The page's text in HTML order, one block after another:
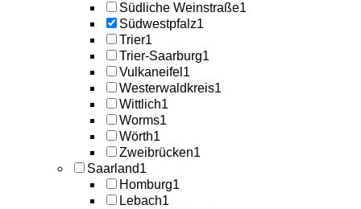
Südliche Weinstraße1
Südwestpfalz1
Trier1
Trier-Saarburg1
Vulkaneifel 1
Westerwaldkreis1
Wittlich1
Worms1
Wörth1
Zweibrücken1
Saarland1
Homburg1
Lebach1